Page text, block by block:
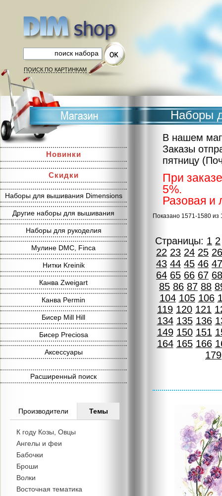
ПОИСК ПО КАРТИНКАМ
Новинки
Скидки
Наборы для вышивания Dimensions
Другие наборы для вышивания
Наборы для рукоделия
Мулине DMC, Finca
Нитки Kreinik
Канва Zweigart
Канва Permin
Бисер Mill Hill
Бисер Preciosa
Аксессуары
Расширенный поиск
Производители Темы
К году Козы, Овцы
Ангелы и феи
Бабочки
Броши
Волки
Восточная тематика
Наборы
В нашем
Заказы
пятницу
При
5%.
Разовая и
Показано 1571-1580 из
Страницы: 1 2
22 23 24 25 26
43 44 45 46 47
64 65 66 67 68
85 86 87 88
104 105 106
119 120 121
134 135 136
149 150 151
164 165 166
179